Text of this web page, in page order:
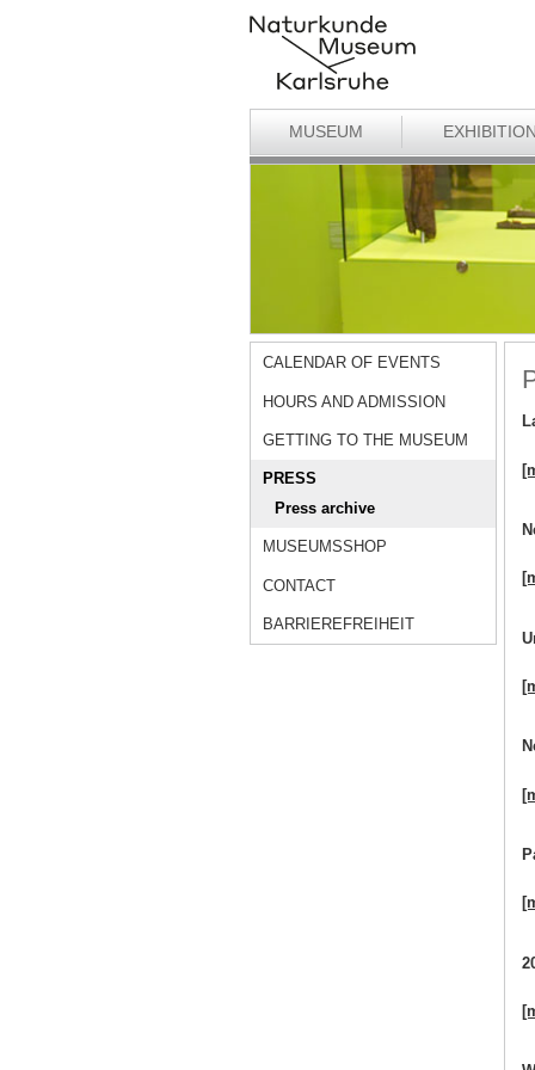
MUSEUM
CALENDAR OF EVENTS
HOURS AND ADMISSION
GETTING TO THE MUSEUM
PRESS
Press archive
MUSEUMSSHOP
CONTACT
BARRIEREFREIHEIT